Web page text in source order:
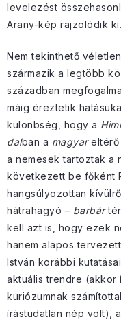
levelezést
Arany-kép rajzolódik ki.
Nem tekinthető
származik a legtöbb
században
máig éreztetik
különbség, hogy a
dalban a magyareltérő
a nemesek tartoztak a
következett be főként
hangsúlyozottan
hátrahagyó – barbár
kell azt is, hogy ezek
hanem alapos
István korábbi
aktuális trendre (akkor
kuriózumnak
írástudatlan nép volt),